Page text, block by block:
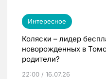
Интересное
Коляски – лидер
новорожденных в
родители?
22:00 / 16.07.26